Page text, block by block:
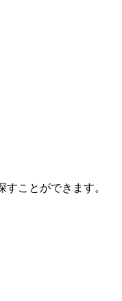
ことができます。